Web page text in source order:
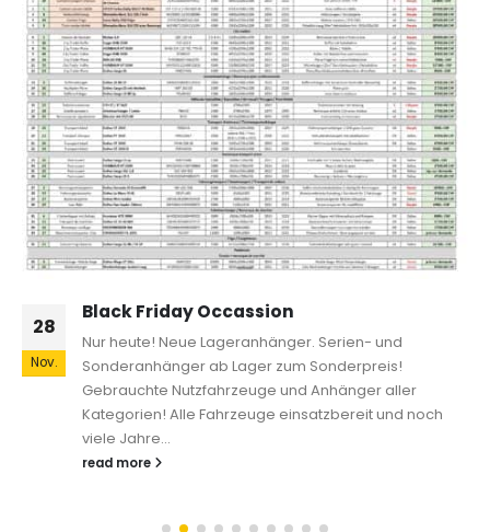
28
Nov.
Black Friday Occassion
Nur heute! Neue Lageranhänger. Serien- und
Sonderanhänger ab Lager zum Sonderpreis!
Gebrauchte Nutzfahrzeuge und Anhänger aller
Kategorien! Alle Fahrzeuge einsatzbereit und noch
viele Jahre...
read more